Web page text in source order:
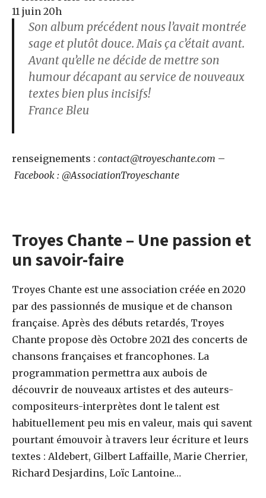
11 juin 20h
Son album précédent nous l’avait montrée
sage et plutôt douce. Mais ça c’était avant.
Avant qu’elle ne décide de mettre son
humour décapant au service de nouveaux
textes bien plus incisifs!
France Bleu
renseignements : contact@troyeschante.com –
Facebook : @AssociationTroyeschante
Troyes Chante – Une passion et
un savoir-faire
Troyes Chante est une association créée en 2020
par des passionnés de musique et de chanson
française. Après des débuts retardés, Troyes
Chante propose dès Octobre 2021 des concerts de
chansons françaises et francophones. La
programmation permettra aux aubois de
découvrir de nouveaux artistes et des auteurs-
compositeurs-interprètes dont le talent est
habituellement peu mis en valeur, mais qui savent
pourtant émouvoir à travers leur écriture et leurs
textes : Aldebert, Gilbert Laffaille, Marie Cherrier,
Richard Desjardins, Loïc Lantoine…